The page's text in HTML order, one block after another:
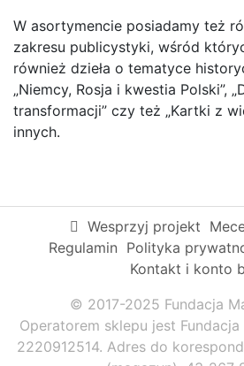
W asortymencie posiadamy też
zakresu publicystyki, wśród
również dzieła o tematyce
„Niemcy, Rosja i kwestia Polski”,
transformacji” czy też „Kartki z
innych.
Wesprzyj projekt
Regulamin Polityka
Kontakt i konto
© 2017-2025 Fundacja
Operatorem sklepu jest Fundacja
2220912514. Adres do